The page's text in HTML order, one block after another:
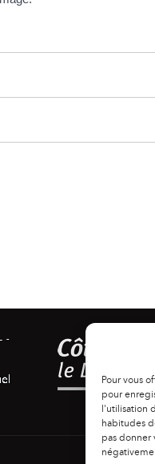
Pour vous
pour
l'utilisation
habitudes
pas donner